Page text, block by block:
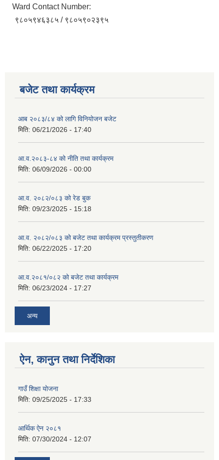
Ward Contact Number:
९८०५९४६३८५ / ९८०५९०२३९५
बजेट तथा कार्यक्रम
आब २०८३/८४ को लागि विनियोजन बजेट
मिति: 06/21/2026 - 17:40
आ.व.२०८३-८४ को नीति तथा कार्यक्रम
मिति: 06/09/2026 - 00:00
आ.व. २०८२/०८३ को रेड बुक
मिति: 09/23/2025 - 15:18
आ.व. २०८२/०८३ को बजेट तथा कार्यक्रम प्रस्तुतीकरण
मिति: 06/22/2025 - 17:20
आ.व.२०८१/०८२ को बजेट तथा कार्यक्रम
मिति: 06/23/2024 - 17:27
अन्य
ऐन, कानुन तथा निर्देशिका
गाउँ शिक्षा योजना
मिति: 09/25/2025 - 17:33
आर्थिक ऐन २०८१
मिति: 07/30/2024 - 12:07